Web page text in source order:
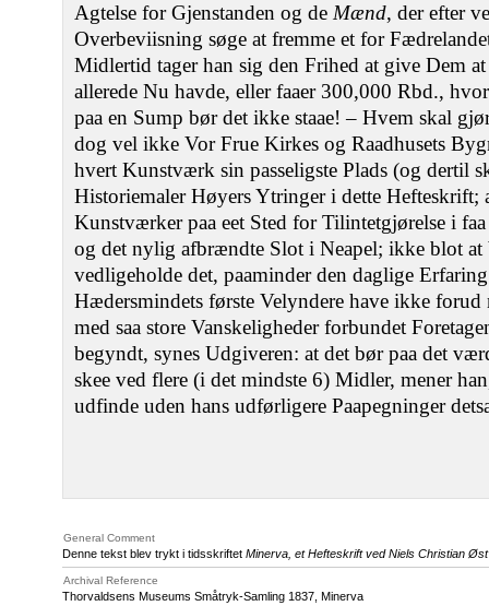
Agtelse for Gjenstanden og de Mænd, der efter
Overbeviisning søge at fremme et for
Midlertid tager han sig den Frihed at give Dem
allerede Nu havde, eller faaer 300,000 Rbd.,
paa en Sump bør det ikke staae! – Hvem skal
dog vel ikke Vor Frue Kirkes og Raadhusets
hvert Kunstværk sin passeligste Plads (og dertil
Historiemaler Høyers Ytringer i dette Hefteskrift;
Kunstværker paa eet Sted for Tilintetgjørelse i
og det nylig afbrændte Slot i Neapel; ikke blot at
vedligeholde det, paaminder den daglige
Hædersmindets første Velyndere have ikke
med saa store Vanskeligheder forbundet
begyndt, synes Udgiveren: at det bør paa det
skee ved flere (i det mindste 6) Midler, mener
udfinde uden hans udførligere Paapegninger
General Comment
Denne tekst blev trykt i tidsskriftet Minerva, et Hefteskrift ved Niels Christian Øst
Archival Reference
Thorvaldsens Museums Småtryk-Samling 1837, Minerva